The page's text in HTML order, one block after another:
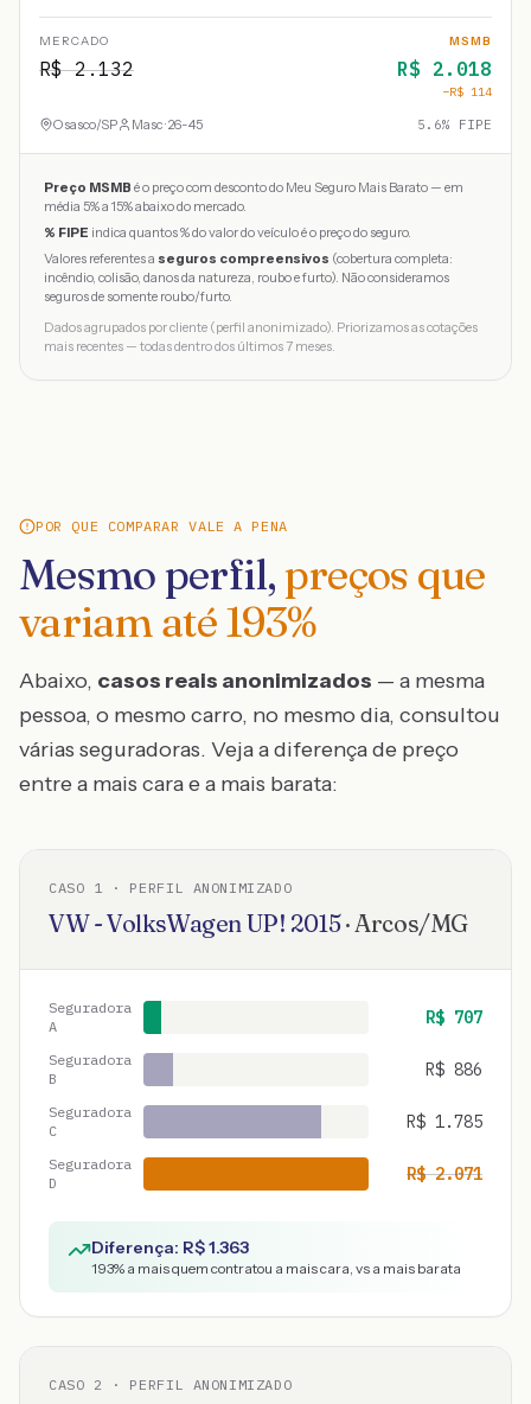
MERCADO
R$2.132
MSMB
R$ 2.018
−R$ 114
Osasco/SP Masc · 26-45 5.6% FIPE
Preço MSMB é o preço com desconto do Meu Seguro Mais Barato — em
média 5% a 15% abaixo do mercado.
% FIPE indica quantos % do valor do veículo é o preço do seguro.
Valores referentes a seguros compreensivos (cobertura completa:
incêndio, colisão, danos da natureza, roubo e furto). Não consideramos
seguros de somente roubo/furto.
Dados agrupados por cliente (perfil anonimizado). Priorizamos as cotações
mais recentes — todas dentro dos últimos 7 meses.
POR QUE COMPARAR VALE A PENA
Mesmo perfil, preços que
variam até193%
Abaixo, casos reais anonimizados — a mesma
pessoa, o mesmo carro, no mesmo dia, consultou
várias seguradoras. Veja a diferença de preço
entre a mais cara e a mais barata:
CASO 1 · PERFIL ANONIMIZADO
VW - VolksWagenUP! 2015·Arcos/MG
Seguradora
A
R$ 707
Seguradora
B
R$ 886
Seguradora
C
R$ 1.785
Seguradora
D
R$2.071
Diferença: R$1.363
193% a mais quem contratou a mais cara, vs a mais barata
CASO 2 · PERFIL ANONIMIZADO